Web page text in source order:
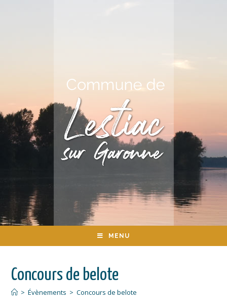
MENU
Concours de belote
> Évènements > Concours de belote